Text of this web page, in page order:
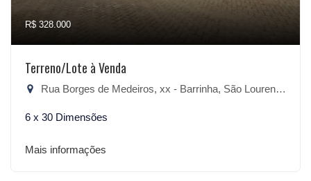
R$ 328.000
Terreno/Lote à Venda
Rua Borges de Medeiros, xx - Barrinha, São Lourenço do Sul-RS
6 x 30 Dimensões
Mais informações